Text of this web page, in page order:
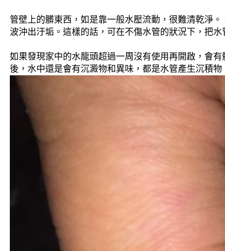
管壁上的髒東西，如是靠一般水壓流動，很難清乾淨
波沖出汙垢。這樣的話，可在不傷水管的狀況下，把水
如果發現家中的水龍頭超過一周沒有使用再開啟，會
後，水中還是會有沉澱物和異味，都是水管產生沉積物